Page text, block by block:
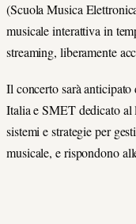
(Scuola Musica
musicale interattiva in
streaming, liberamente
Il concerto sarà
Italia e SMET dedicato
sistemi e strategie per
musicale, e rispondono